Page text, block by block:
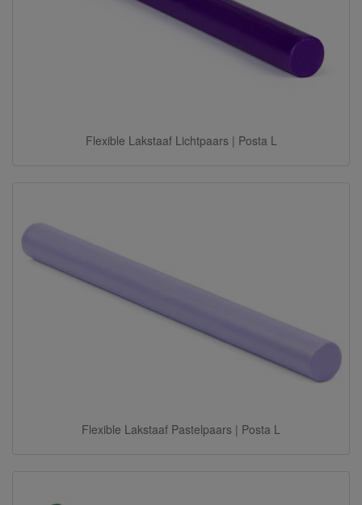
Flexible Lakstaaf Lichtpaars | Posta L
Flexible Lakstaaf Pastelpaars | Posta L